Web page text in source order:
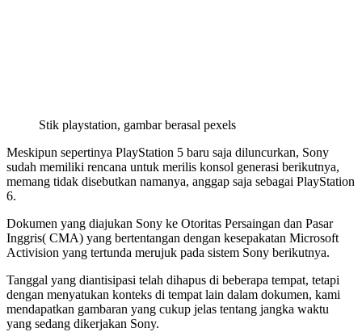
Stik playstation, gambar berasal pexels
Meskipun sepertinya PlayStation 5 baru saja diluncurkan, Sony
sudah memiliki rencana untuk merilis konsol generasi berikutnya,
memang tidak disebutkan namanya, anggap saja sebagai PlayStation
6.
Dokumen yang diajukan Sony ke Otoritas Persaingan dan Pasar
Inggris( CMA) yang bertentangan dengan kesepakatan Microsoft
Activision yang tertunda merujuk pada sistem Sony berikutnya.
Tanggal yang diantisipasi telah dihapus di beberapa tempat, tetapi
dengan menyatukan konteks di tempat lain dalam dokumen, kami
mendapatkan gambaran yang cukup jelas tentang jangka waktu
yang sedang dikerjakan Sony.